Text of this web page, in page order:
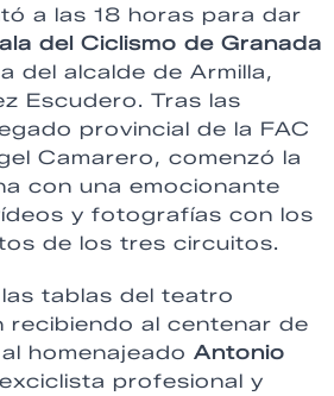
a las 18 horas para dar
del Ciclismo de Granada
del alcalde de Armilla,
Escudero. Tras las
provincial de la FAC
Camarero, comenzó la
con una emocionante
y fotografías con los
de los tres circuitos.
tablas del teatro
recibiendo al centenar de
homenajeado Antonio
profesional y